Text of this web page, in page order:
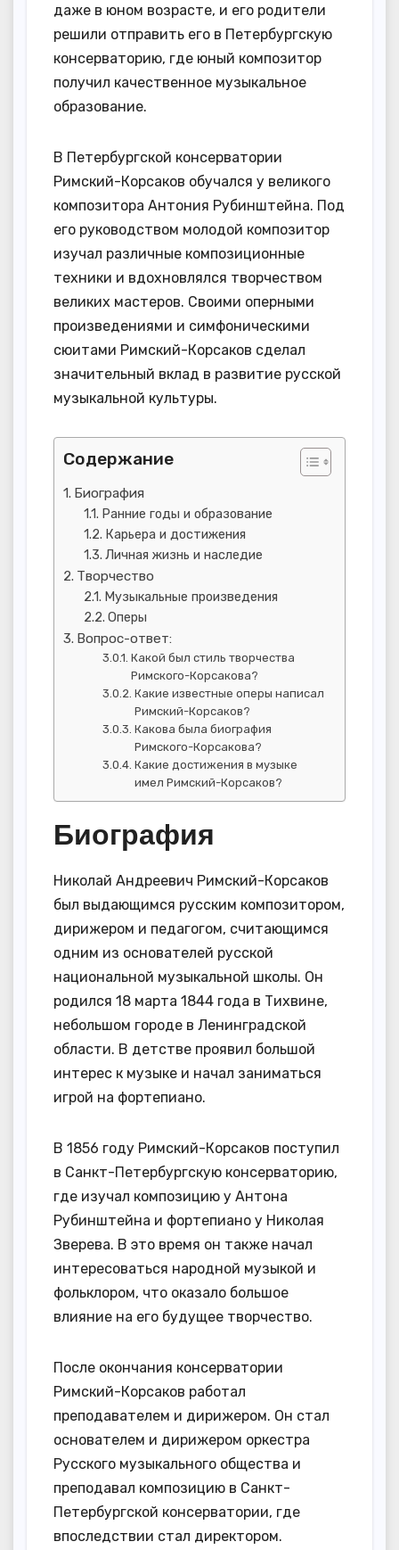
даже в юном возрасте, и его родители
решили отправить его в Петербургскую
консерваторию, где юный композитор
получил качественное музыкальное
образование.
В Петербургской консерватории
Римский-Корсаков обучался у великого
композитора Антония Рубинштейна. Под
его руководством молодой композитор
изучал различные композиционные
техники и вдохновлялся творчеством
великих мастеров. Своими оперными
произведениями и симфоническими
сюитами Римский-Корсаков сделал
значительный вклад в развитие русской
музыкальной культуры.
Содержание
Биография
Ранние годы и образование
Карьера и достижения
Личная жизнь и наследие
Творчество
Музыкальные произведения
Оперы
Вопрос-ответ:
Какой был стиль творчества
Римского-Корсакова?
Какие известные оперы написал
Римский-Корсаков?
Какова была биография
Римского-Корсакова?
Какие достижения в музыке
имел Римский-Корсаков?
Биография
Николай Андреевич Римский-Корсаков
был выдающимся русским композитором,
дирижером и педагогом, считающимся
одним из основателей русской
национальной музыкальной школы. Он
родился 18 марта 1844 года в Тихвине,
небольшом городе в Ленинградской
области. В детстве проявил большой
интерес к музыке и начал заниматься
игрой на фортепиано.
В 1856 году Римский-Корсаков поступил
в Санкт-Петербургскую консерваторию,
где изучал композицию у Антона
Рубинштейна и фортепиано у Николая
Зверева. В это время он также начал
интересоваться народной музыкой и
фольклором, что оказало большое
влияние на его будущее творчество.
После окончания консерватории
Римский-Корсаков работал
преподавателем и дирижером. Он стал
основателем и дирижером оркестра
Русского музыкального общества и
преподавал композицию в Санкт-
Петербургской консерватории, где
впоследствии стал директором.